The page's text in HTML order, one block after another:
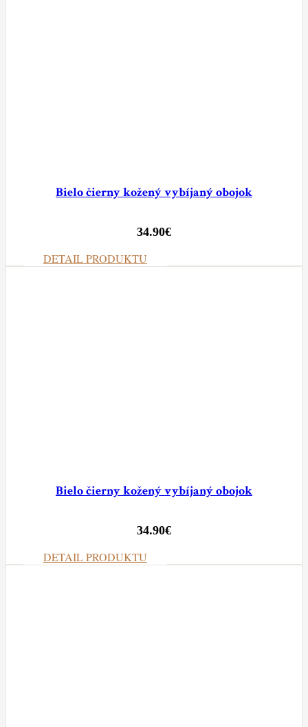
Bielo čierny kožený vybíjaný obojok
34.90€
DETAIL PRODUKTU
Bielo čierny kožený vybíjaný obojok
34.90€
DETAIL PRODUKTU